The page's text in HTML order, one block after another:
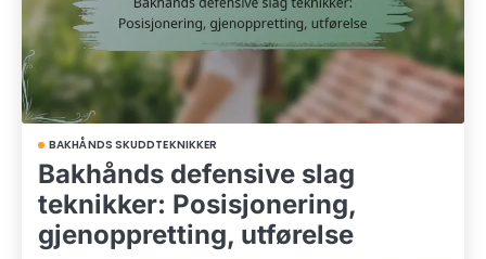
BAKHÅNDS SKUDDTEKNIKKER
Bakhånds defensive slag
teknikker: Posisjonering,
gjenoppretting, utførelse